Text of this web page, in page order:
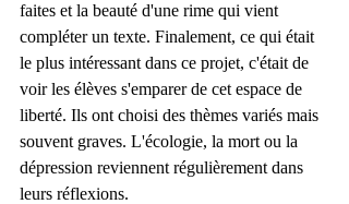
faites et la beauté d'une rime qui vient
compléter un texte. Finalement, ce qui était
le plus intéressant dans ce projet, c'était de
voir les élèves s'emparer de cet espace de
liberté. Ils ont choisi des thèmes variés mais
souvent graves. L'écologie, la mort ou la
dépression reviennent régulièrement dans
leurs réflexions.